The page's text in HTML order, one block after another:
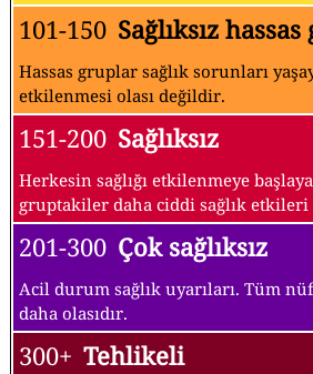
101-150 Sağlıksız
Hassas gruplar sağlık sorunları
etkilenmesi olası değildir.
151-200 Sağlıksız
Herkesin sağlığı etkilenmeye
gruptakiler daha ciddi sağlık
201-300 Çok sağlıksız
Acil durum sağlık uyarıları. Tüm
daha olasıdır.
300+ Tehlikeli